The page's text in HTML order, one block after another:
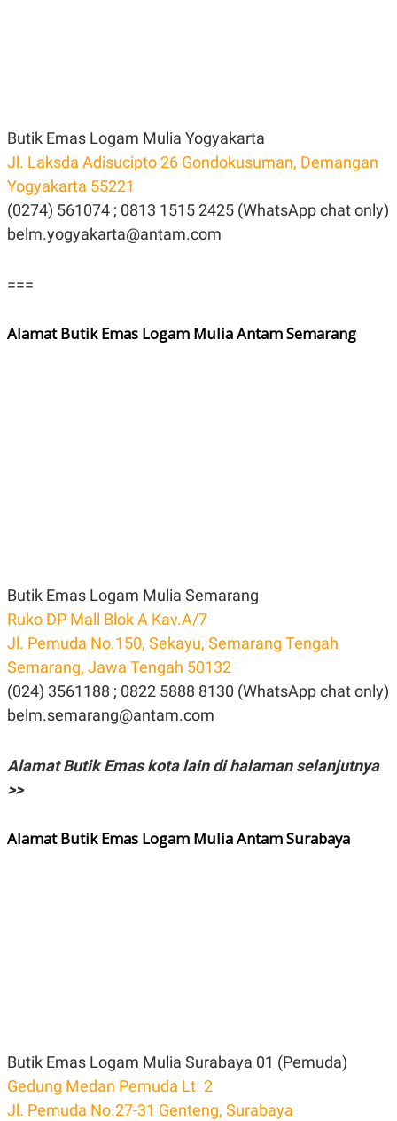
Butik Emas Logam Mulia Yogyakarta
Jl. Laksda Adisucipto 26 Gondokusuman, Demangan
Yogyakarta 55221
(0274) 561074 ; 0813 1515 2425 (WhatsApp chat only)
belm.yogyakarta@antam.com
===
Alamat Butik Emas Logam Mulia Antam Semarang
Butik Emas Logam Mulia Semarang
Ruko DP Mall Blok A Kav.A/7
Jl. Pemuda No.150, Sekayu, Semarang Tengah
Semarang, Jawa Tengah 50132
(024) 3561188 ; 0822 5888 8130 (WhatsApp chat only)
belm.semarang@antam.com
Alamat Butik Emas kota lain di halaman selanjutnya
>>
Alamat Butik Emas Logam Mulia Antam Surabaya
Butik Emas Logam Mulia Surabaya 01 (Pemuda)
Gedung Medan Pemuda Lt. 2
Jl. Pemuda No.27-31 Genteng, Surabaya